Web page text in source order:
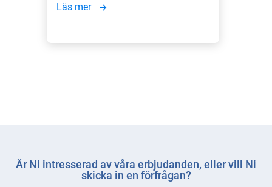
Läs mer
Är Ni intresserad av våra erbjudanden, eller vill Ni
skicka in en förfrågan?